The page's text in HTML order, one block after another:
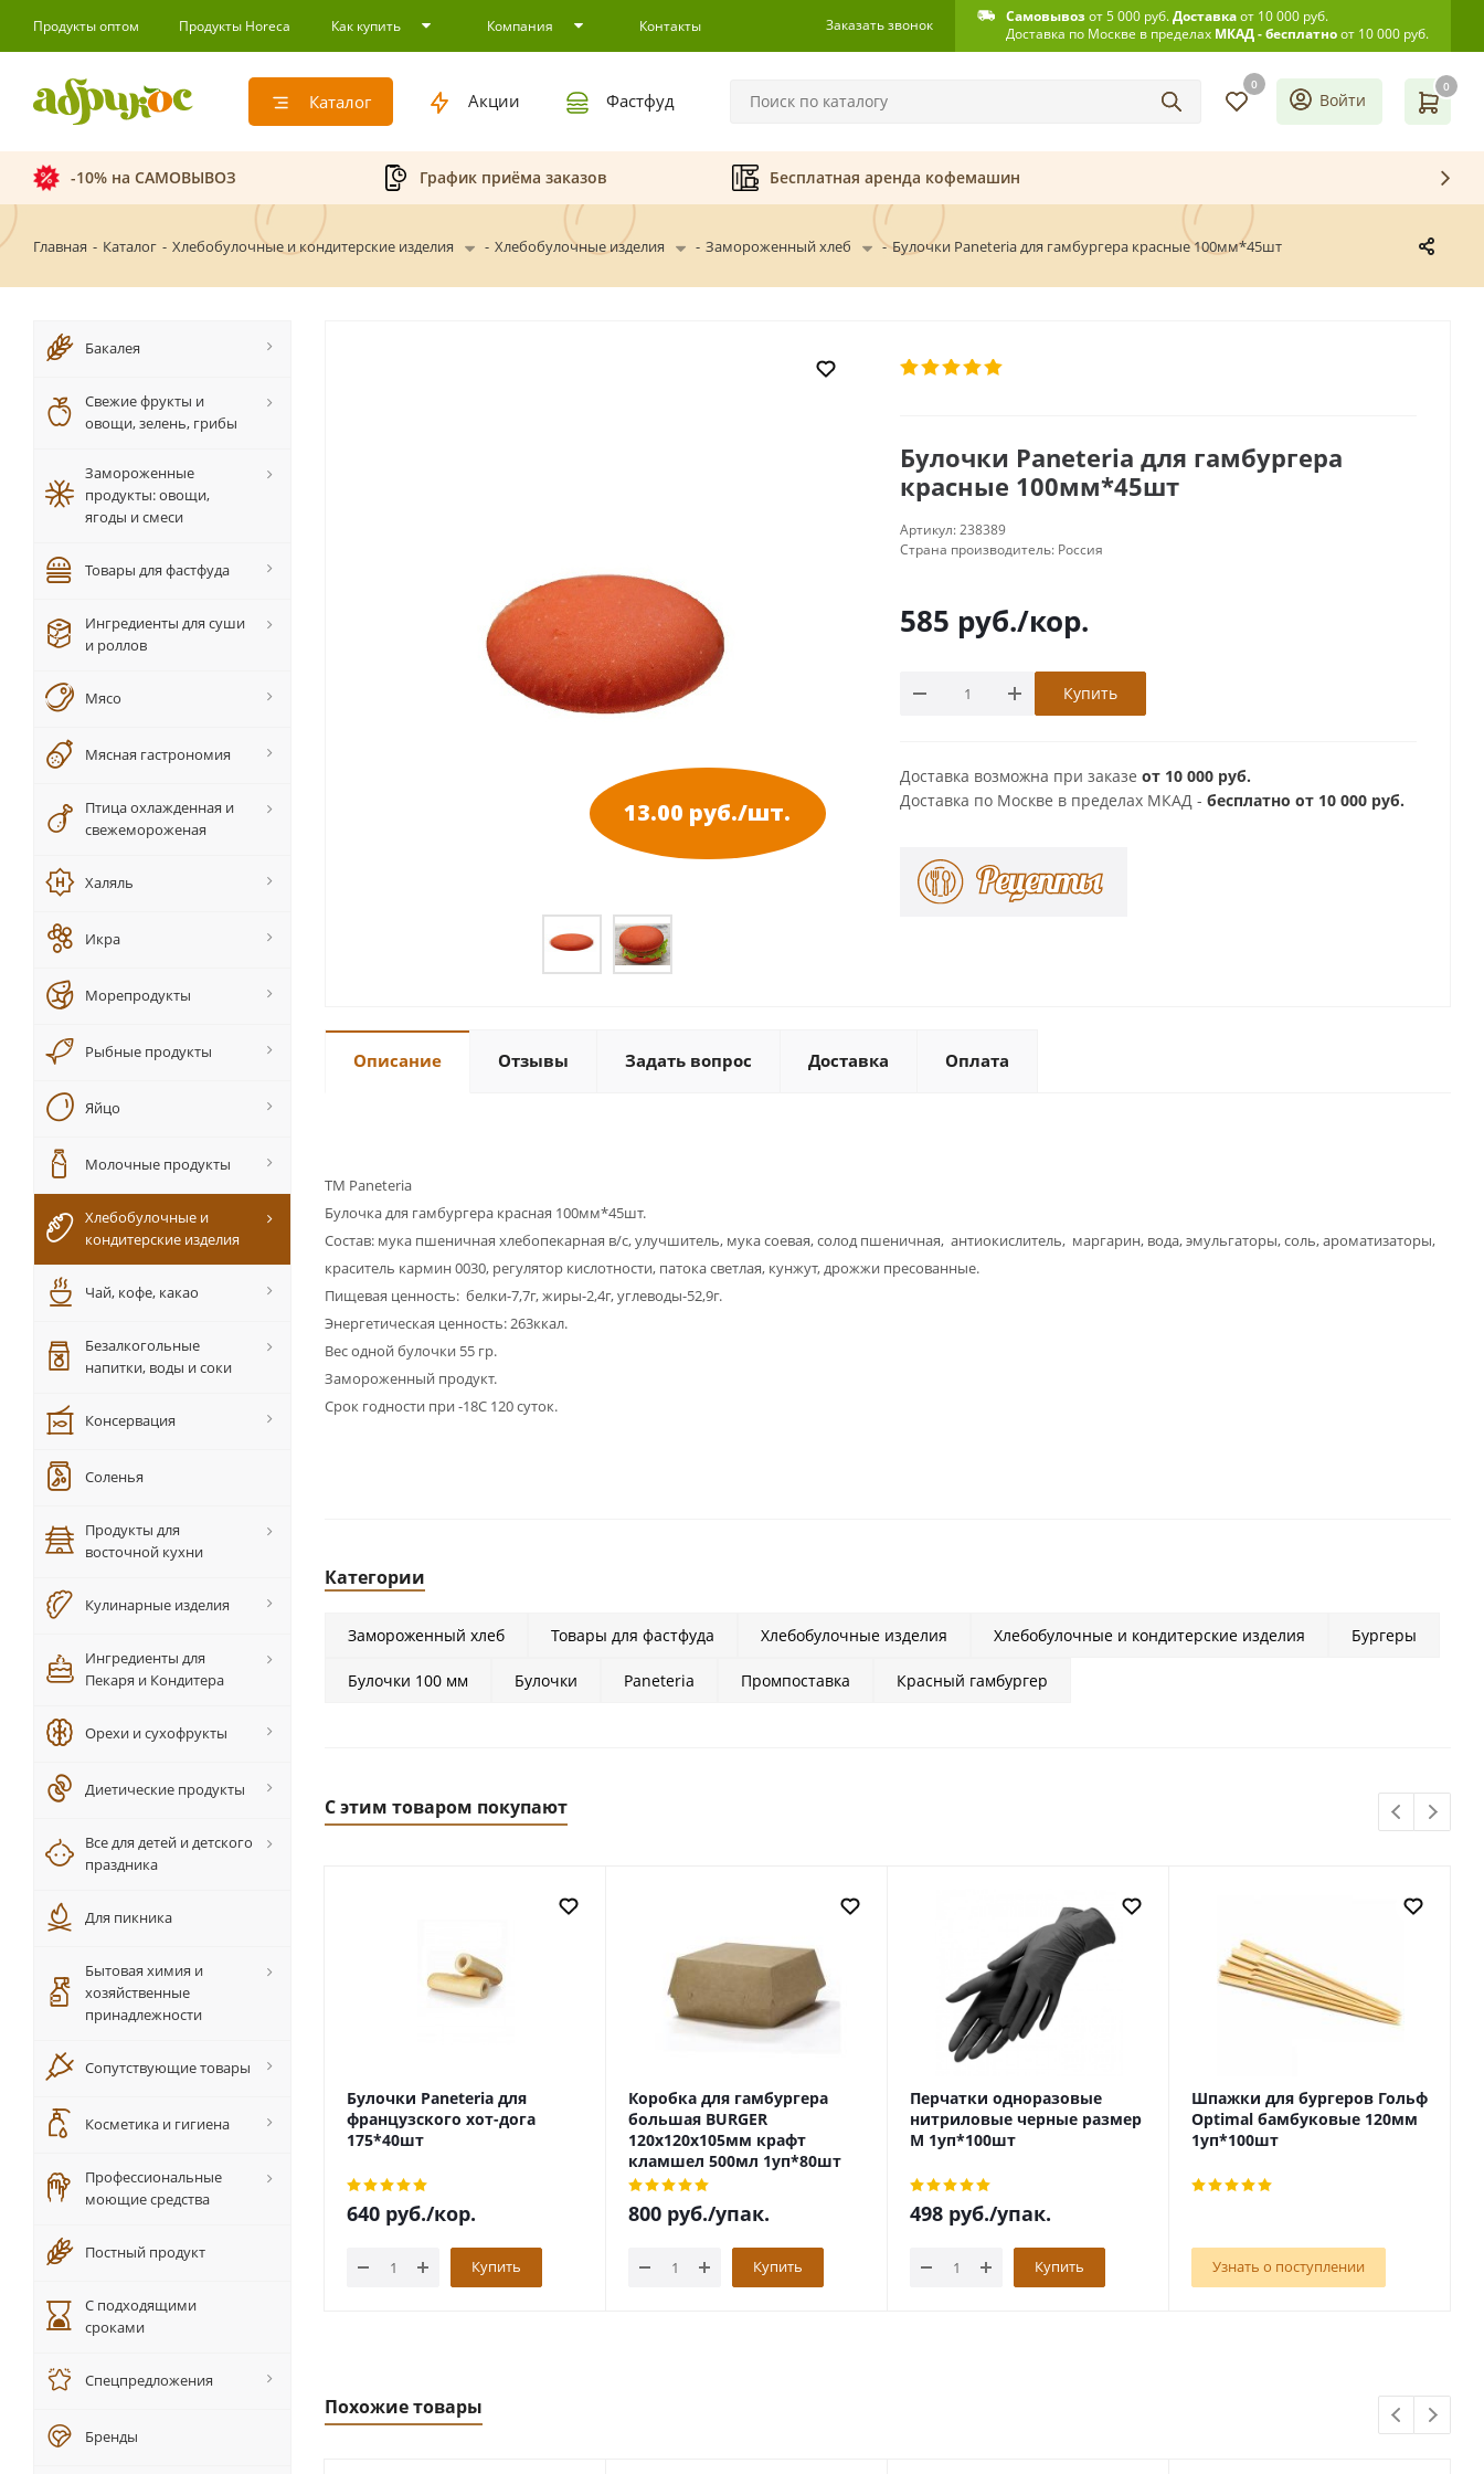
Продукты оптом Продукты Horeca Как купить Компания Контакты Заказать звонок Самовывозот 5 000 руб.Доставкаот 10 000 руб.
Доставка по Москве в пределах МКАД - бесплатноот 10 000 руб.
Каталог Акции Фастфуд
0 0
Войти
-10% на САМОВЫВОЗ График приёма заказов Бесплатная аренда кофемашин
Главная - Каталог - Хлебобулочные и кондитерские изделия - Хлебобулочные изделия - Замороженный хлеб - Булочки Paneteria для гамбургера красные 100мм*45шт
13.00 руб./шт.
Булочки Paneteria для гамбургера
красные 100мм*45шт
Артикул:238389
Страна производитель: Россия
585 руб./кор.
Купить
Доставка возможна при заказе от 10 000 руб.
Доставка по Москве в пределах МКАД - бесплатно от 10 000 руб.
Описание Отзывы Задать вопрос Доставка Оплата
ТМ Paneteria
Булочка для гамбургера красная 100мм*45шт.
Состав: мука пшеничная хлебопекарная в/с, улучшитель, мука соевая, солод пшеничная, антиокислитель, маргарин, вода, эмульгаторы, соль, ароматизаторы,
краситель кармин 0030, регулятор кислотности, патока светлая, кунжут, дрожжи пресованные.
Пищевая ценность: белки-7,7г, жиры-2,4г, углеводы-52,9г.
Энергетическая ценность: 263ккал.
Вес одной булочки 55 гр.
Замороженный продукт.
Срок годности при -18С 120 суток.
Категории
Замороженный хлеб Товары для фастфуда Хлебобулочные изделия Хлебобулочные и кондитерские изделия Бургеры
Булочки 100 мм Булочки Paneteria Промпоставка Красный гамбургер
С этим товаром покупают
Булочки Paneteria для
французского хот-дога
175*40шт
640 руб./кор.
Купить
Коробка для гамбургера
большая BURGER
120х120х105мм крафт
кламшел 500мл 1уп*80шт
800 руб./упак.
Купить
Перчатки одноразовые
нитриловые черные размер
М 1уп*100шт
498 руб./упак.
Купить
Шпажки для бургеров Гольф
Optimal бамбуковые 120мм
1уп*100шт
Узнать о поступлении
Похожие товары
Бакалея
Свежие фрукты и
овощи, зелень, грибы
Замороженные
продукты: овощи,
ягоды и смеси
Товары для фастфуда
Ингредиенты для суши
и роллов
Мясо
Мясная гастрономия
Птица охлажденная и
свежемороженая
Халяль
Икра
Морепродукты
Рыбные продукты
Яйцо
Молочные продукты
Хлебобулочные и
кондитерские изделия
Чай, кофе, какао
Безалкогольные
напитки, воды и соки
Консервация
Соленья
Продукты для
восточной кухни
Кулинарные изделия
Ингредиенты для
Пекаря и Кондитера
Орехи и сухофрукты
Диетические продукты
Все для детей и детского
праздника
Для пикника
Бытовая химия и
хозяйственные
принадлежности
Сопутствующие товары
Косметика и гигиена
Профессиональные
моющие средства
Постный продукт
С подходящими
сроками
Спецпредложения
Бренды